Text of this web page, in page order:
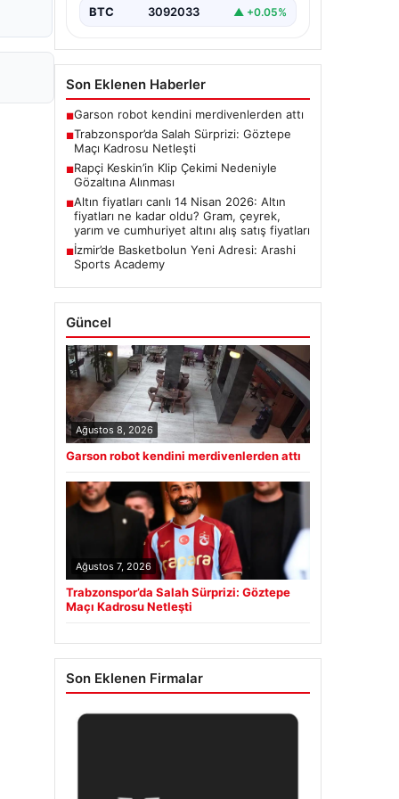
BTC 3092033 ▲ +0.05%
Son Eklenen Haberler
■Garson robot kendini merdivenlerden attı
■Trabzonspor’da Salah Sürprizi: Göztepe
Maçı Kadrosu Netleşti
■Rapçi Keskin’in Klip Çekimi Nedeniyle
Gözaltına Alınması
■Altın fiyatları canlı 14 Nisan 2026: Altın
fiyatları ne kadar oldu? Gram, çeyrek,
yarım ve cumhuriyet altını alış satış fiyatları
■İzmir’de Basketbolun Yeni Adresi: Arashi
Sports Academy
Güncel
Ağustos 8, 2026
Garson robot kendini merdivenlerden attı
Ağustos 7, 2026
Trabzonspor’da Salah Sürprizi: Göztepe
Maçı Kadrosu Netleşti
Son Eklenen Firmalar